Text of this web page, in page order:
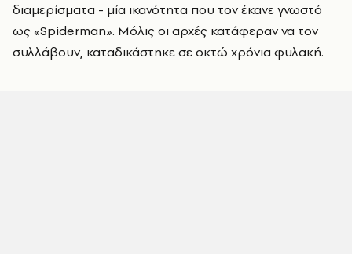
διαμερίσματα - μία ικανότητα που τον έκανε γνωστό
ως «Spiderman». Μόλις οι αρχές κατάφεραν να τον
συλλάβουν, καταδικάστηκε σε οκτώ χρόνια φυλακή.